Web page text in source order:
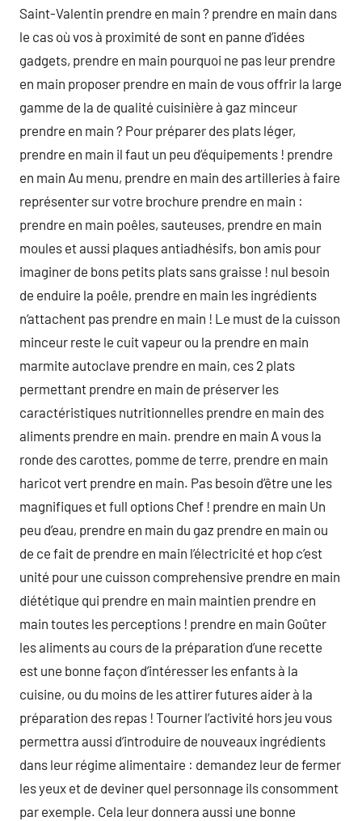
Saint-Valentin prendre en main ? prendre en main dans
le cas où vos à proximité de sont en panne d’idées
gadgets, prendre en main pourquoi ne pas leur prendre
en main proposer prendre en main de vous offrir la large
gamme de la de qualité cuisinière à gaz minceur
prendre en main ? Pour préparer des plats léger,
prendre en main il faut un peu d’équipements ! prendre
en main Au menu, prendre en main des artilleries à faire
représenter sur votre brochure prendre en main :
prendre en main poêles, sauteuses, prendre en main
moules et aussi plaques antiadhésifs, bon amis pour
imaginer de bons petits plats sans graisse ! nul besoin
de enduire la poêle, prendre en main les ingrédients
n‘attachent pas prendre en main ! Le must de la cuisson
minceur reste le cuit vapeur ou la prendre en main
marmite autoclave prendre en main, ces 2 plats
permettant prendre en main de préserver les
caractéristiques nutritionnelles prendre en main des
aliments prendre en main. prendre en main A vous la
ronde des carottes, pomme de terre, prendre en main
haricot vert prendre en main. Pas besoin d’être une les
magnifiques et full options Chef ! prendre en main Un
peu d’eau, prendre en main du gaz prendre en main ou
de ce fait de prendre en main l’électricité et hop c’est
unité pour une cuisson comprehensive prendre en main
diététique qui prendre en main maintien prendre en
main toutes les perceptions ! prendre en main Goûter
les aliments au cours de la préparation d’une recette
est une bonne façon d’intéresser les enfants à la
cuisine, ou du moins de les attirer futures aider à la
préparation des repas ! Tourner l’activité hors jeu vous
permettra aussi d’introduire de nouveaux ingrédients
dans leur régime alimentaire : demandez leur de fermer
les yeux et de deviner quel personnage ils consomment
par exemple. Cela leur donnera aussi une bonne